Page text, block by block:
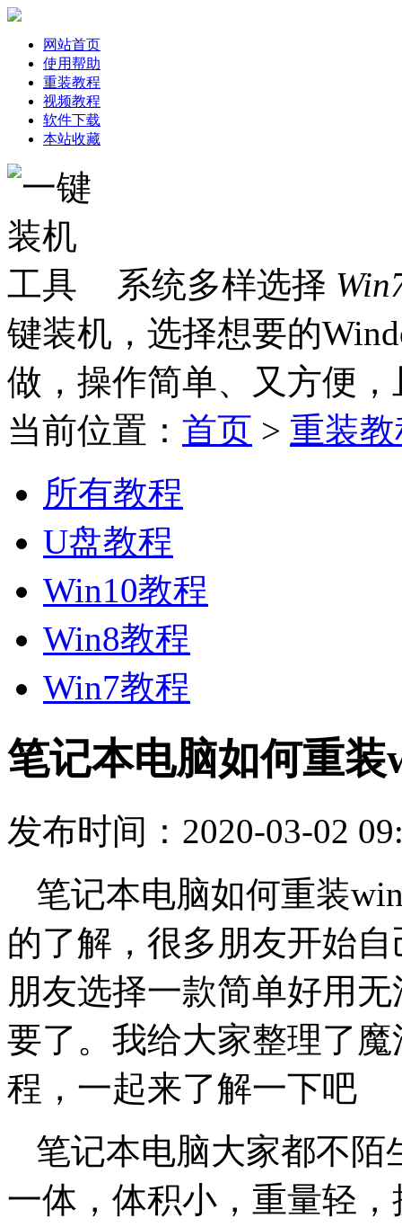
网站首页
使用帮助
重装教程
视频教程
软件下载
本站收藏
系统多样选择
键装机，选择想要的
做，操作简单、又方便
当前位置： 首页 > 重装
所有教程
U盘教程
Win10教程
Win8教程
Win7教程
笔记本电脑如何重装
发布时间：2020-03-02
笔记本电脑如何重装
的了解，很多朋友开始
朋友选择一款简单好用
要了。我给大家整理了
程，一起来了解一下吧
笔记本电脑大家都不陌
一体，体积小，重量轻